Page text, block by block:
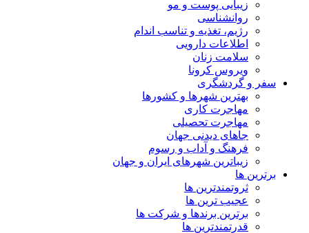
زیبایی پوست و مو
روانشناسی
رژیم، تغذیه و تناسب اندام
اطلاعات دارویی
سلامت زنان
ویروس کرونا
سفر و گردشگری
بهترین شهرها و کشورها
مهاجرت کاری
مهاجرت تحصیلی
جاهای دیدنی جهان
فرهنگ و آداب و رسوم
زیباترین شهرهای ایران و جهان
برترین ها
ثروتمندترین ها
عجیب ترین ها
برترین برندها و شرکت ها
قدرتمندترین ها